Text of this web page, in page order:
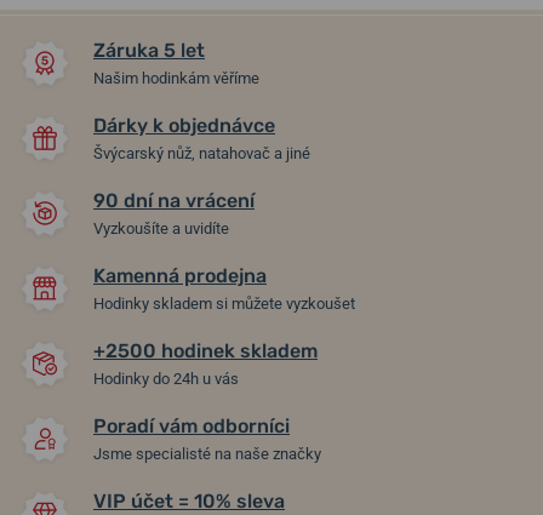
Záruka 5 let
Našim hodinkám věříme
Dárky k objednávce
Švýcarský nůž, natahovač a jiné
90 dní na vrácení
Vyzkoušíte a uvidíte
Kamenná prodejna
Hodinky skladem si můžete vyzkoušet
+2500 hodinek skladem
Hodinky do 24h u vás
Poradí vám odborníci
Jsme specialisté na naše značky
VIP účet = 10% sleva